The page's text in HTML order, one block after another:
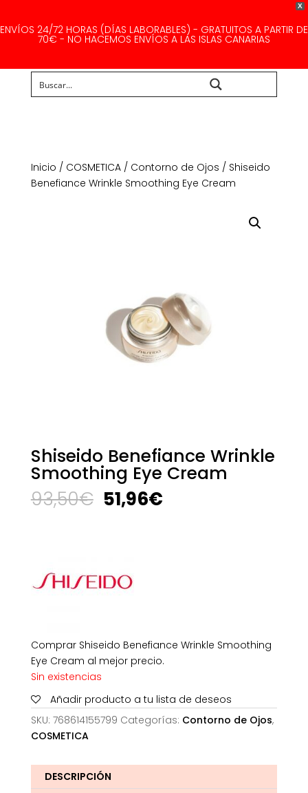
X
ENVÍOS 24/72 HORAS (DÍAS LABORABLES) - GRATUITOS A PARTIR DE
70€ - NO HACEMOS ENVÍOS A LAS ISLAS CANARIAS
Inicio / COSMETICA/ Contorno de Ojos / Shiseido
Benefiance Wrinkle Smoothing Eye Cream
Shiseido Benefiance Wrinkle
Smoothing Eye Cream
93,50€ El
precio
51,96€El
Comprar Shiseido Benefiance Wrinkle Smoothing
Eye Cream al mejor precio.
Sin existencias
Añadir producto a tu lista de deseos
SKU: 768614155799 Categorías: Contorno de Ojos,
COSMETICA
DESCRIPCIÓN